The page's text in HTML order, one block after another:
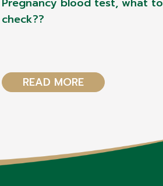
check??
READ MORE